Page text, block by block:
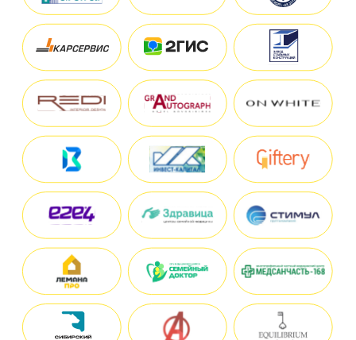
Наши
Помощь ресурсами
свои товары или услуги в помощь нашим